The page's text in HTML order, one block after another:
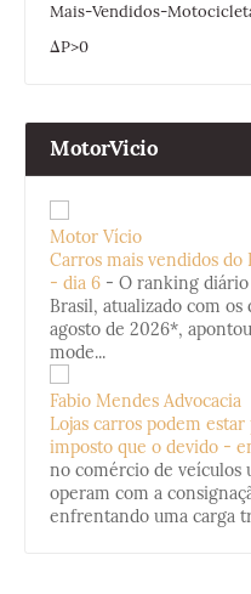
Mais-Vendidos-
ΔP>0
MotorVicio
Motor Vício
Carros mais vendidos
- dia 6 - O ranking
Brasil, atualizado com os
agosto de 2026*,
mode...
Fabio Mendes Advocacia
Lojas carros podem
imposto que o devido -
no comércio de veículos
operam com a
enfrentando uma carga